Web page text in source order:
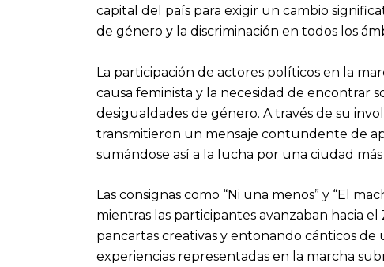
capital del país para exigir un cambio
de género y la discriminación en todos los
La participación de actores políticos en la
causa feminista y la necesidad de encontrar
desigualdades de género. A través de su
transmitieron un mensaje contundente de
sumándose así a la lucha por una ciudad
Las consignas como “Ni una menos” y “El
mientras las participantes avanzaban hacia
pancartas creativas y entonando cánticos de
experiencias representadas en la marcha